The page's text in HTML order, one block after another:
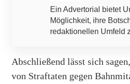
Ein Advertorial bietet
Möglichkeit, ihre
redaktionellen Umfeld
Abschließend lässt sich
von Straftaten gegen